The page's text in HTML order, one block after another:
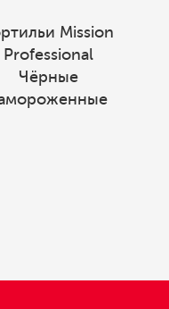
Mission
Professional
Чёрные